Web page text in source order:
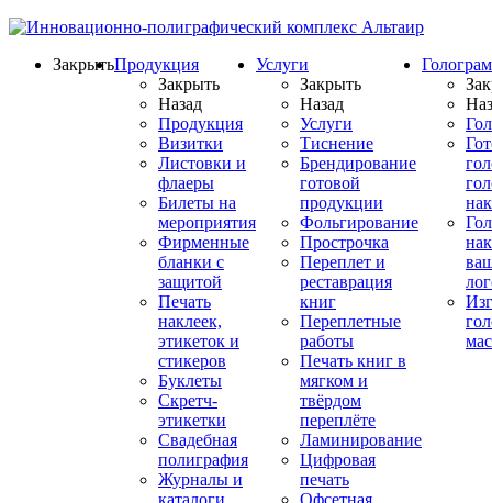
ЗакрытьПродукция
Закрыть
Назад
Продукция
Визитки
Листовки и
флаеры
Билеты на
мероприятия
Фирменные
бланки с
защитой
Печать
наклеек,
этикеток и
стикеров
Буклеты
Скретч-
этикетки
Свадебная
полиграфия
Журналы и
каталоги
Услуги
Закрыть
Назад
Услуги
Тиснение
Брендирование
готовой
продукции
Фольгирование
Прострочка
Переплет и
реставрация
книг
Переплетные
работы
Печать книг в
мягком и
твёрдом
переплёте
Ламинирование
Цифровая
печать
Офсетная